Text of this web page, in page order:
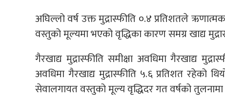
अघिल्लो वर्ष उक्त मुद्रास्फीति ०.४ प्रतिशतले
वस्तुको मूल्यमा भएको वृद्धिका कारण समग्र खाद्य
गैरखाद्य मुद्रास्फीति समीक्षा अवधिमा गैरखाद्य
अवधिमा गैरखाद्य मुद्रास्फीति ५.६ प्रतिशत रहेको
सेवालगायत वस्तुको मूल्य वृद्धिदर गत वर्षको